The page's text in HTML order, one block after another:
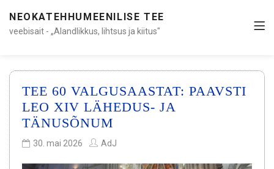
NEOKATEHHUMEENILISE TEE
veebisait - „Alandlikkus, lihtsus ja kiitus"
TEE 60 VALGUSAASTAT: PAAVSTI
LEO XIV LÄHEDUS- JA
TÄNUSÕNUM
30. mai 2026 AdJ